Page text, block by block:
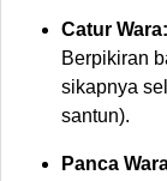
Catur
Berpikiran
sikapnya
santun).
Panca